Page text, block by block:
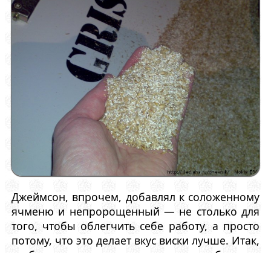
Джеймсон, впрочем, добавлял к соложенному
ячменю и непророщенный — не столько для
того, чтобы облегчить себе работу, а просто
потому, что это делает вкус виски лучше. Итак,